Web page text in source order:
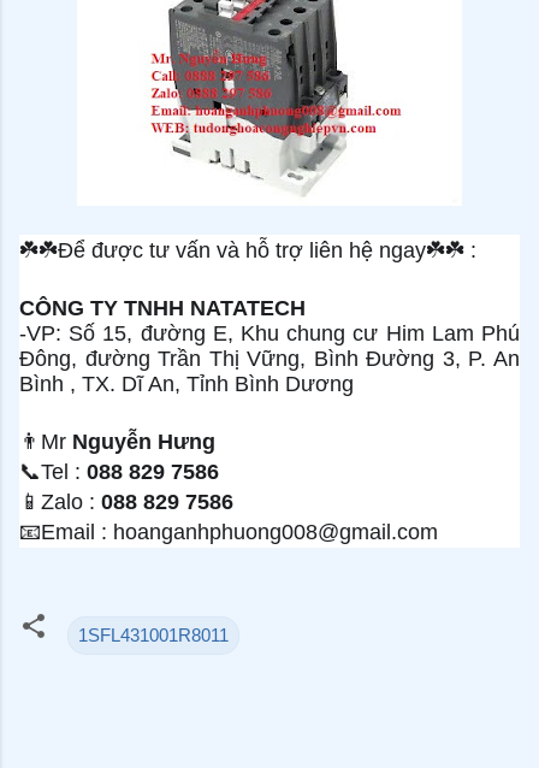
☘☘Để được tư vấn và hỗ trợ liên hệ ngay☘☘ :
CÔNG TY TNHH NATATECH
-VP: Số 15, đường E, Khu chung cư Him Lam Phú
Đông, đường Trần Thị Vững, Bình Đường 3, P. An
Bình , TX. Dĩ An, Tỉnh Bình Dương
👨 Mr Nguyễn Hưng
📞Tel : 088 829 7586
📱 Zalo : 088 829 7586
📧Email : hoanganhphuong008@gmail.com
1SFL431001R8011